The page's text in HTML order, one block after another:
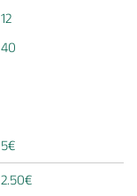
12
40
5€
2.50€